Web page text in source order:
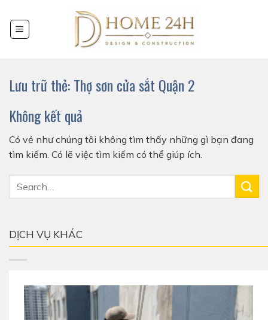
đến
nội
Lưu trữ thẻ:Thợ sơn cửa sắt Quận 2
Không kết quả
Có vẻ như chúng tôi không tìm thấy những gì bạn đang
tìm kiếm. Có lẽ việc tìm kiếm có thể giúp ích.
DỊCH VỤ KHÁC